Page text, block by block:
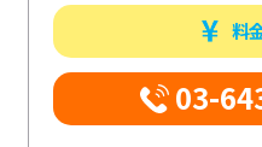
料
03-